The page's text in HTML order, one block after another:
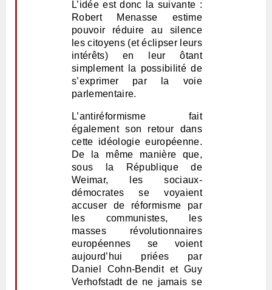
L’idée est donc la suivante :
Robert Menasse estime
pouvoir réduire au silence
les citoyens (et éclipser leurs
intérêts) en leur ôtant
simplement la possibilité de
s’exprimer par la voie
parlementaire.
L’antiréformisme fait
également son retour dans
cette idéologie européenne.
De la même manière que,
sous la République de
Weimar, les sociaux-
démocrates se voyaient
accuser de réformisme par
les communistes, les
masses révolutionnaires
européennes se voient
aujourd’hui priées par
Daniel Cohn-Bendit et Guy
Verhofstadt de ne jamais se